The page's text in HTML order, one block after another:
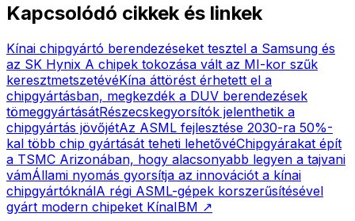
Kapcsolódó cikkek és linkek
Kínai chipgyártó berendezéseket tesztel a Samsung és
az SK Hynix A chipek tokozása vált az MI-kor szűk
keresztmetszetévéKína áttörést érhetett el a
chipgyártásban, megkezdék a DUV berendezések
tömeggyártásátRészecskegyorsítók jelenthetik a
chipgyártás jövőjétAz ASML fejlesztése 2030-ra 50%-
kal több chip gyártását teheti lehetővéChipgyárakat épít
a TSMC Arizonában, hogy alacsonyabb legyen a tajvani
vámÁllami nyomás gyorsítja az innovációt a kínai
chipgyártóknálA régi ASML-gépek korszerűsítésével
gyárt modern chipeket KínaIBM ↗